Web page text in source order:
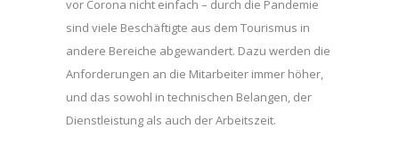
vor Corona nicht einfach – durch die Pandemie
sind viele Beschäftigte aus dem Tourismus in
andere Bereiche abgewandert. Dazu werden die
Anforderungen an die Mitarbeiter immer höher,
und das sowohl in technischen Belangen, der
Dienstleistung als auch der Arbeitszeit.